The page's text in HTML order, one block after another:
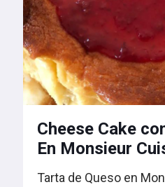
Cheese Cake
En Monsieur
Tarta de Queso en